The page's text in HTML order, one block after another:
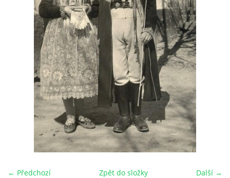
ODKAZY
DŮL NA SLÍDU (NA KOLE)
Kontakt:
tel. 773 916 275
info@domdej.cz
--------------------------------------------------------------
← Předchozí Další →
Zpět do složky